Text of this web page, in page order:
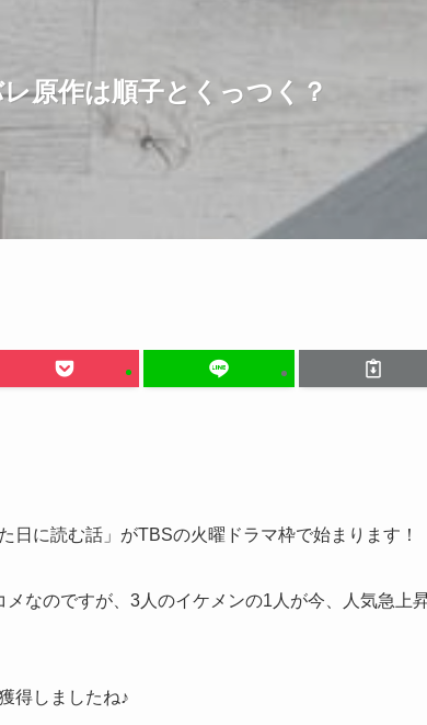
原作は順子とくっつく？
に読む話」がTBSの火曜ドラマ枠で始まります！
なのですが、3人のイケメンの1人が今、人気急上
得しましたね♪